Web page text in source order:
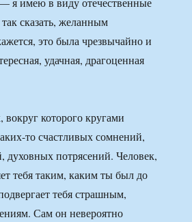
сказать, желанным
это была чрезвычайно и
удачная, драгоценная
которого кругами
то счастливых сомнений,
духовных потрясений. Человек,
тебя таким, каким ты был до
тебя страшным,
Сам он невероятно